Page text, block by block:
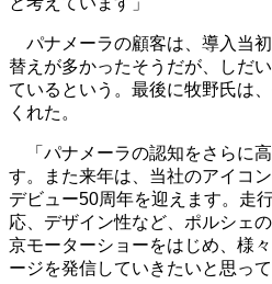
パナメーラの顧客は、導入当
替えが多かったそうだが、しだ
ているという。最後に牧野氏は
くれた。
「パナメーラの認知をさらに
す。また来年は、当社のアイコ
デビュー50周年を迎えます。走
応、デザイン性など、ポルシェ
京モーターショーをはじめ、様
ージを発信していきたいと思って